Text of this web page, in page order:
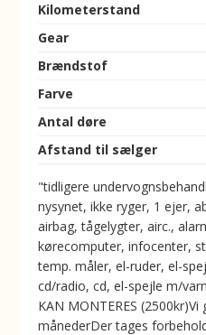
Kilometerstand
Gear
Brændstof
Farve
Antal døre
Afstand til sælger
"tidligere
nysynet, ikke ryger, 1 ejer,
airbag, tågelygter, airc.,
kørecomputer, infocenter,
temp. måler, el-ruder, el-
cd/radio, cd, el-spejle m/
KAN MONTERES
månederDer tages